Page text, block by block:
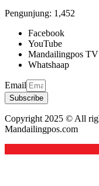
Pengunjung: 1,452
Facebook
YouTube
Mandailingpos TV
Whatshaap
Email
Subscribe
Copyright 2025 © All
Mandailingpos.com